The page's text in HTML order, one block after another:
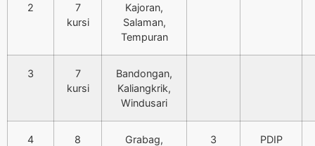
2
7
kursi
Kajoran,
Salaman,
Tempuran
3
7
kursi
Bandongan,
Kaliangkrik,
Windusari
4
8
Grabag,
3 PDIP